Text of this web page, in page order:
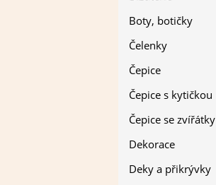
Boty, botičky
Čelenky
Čepice
Čepice s kytičkou
Čepice se zvířátky
Dekorace
Deky a přikrývky